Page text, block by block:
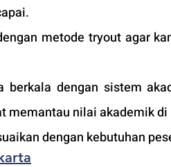
metode tryout agar
berkala dengan sistem
memantau nilai akademik di
dengan kebutuhan